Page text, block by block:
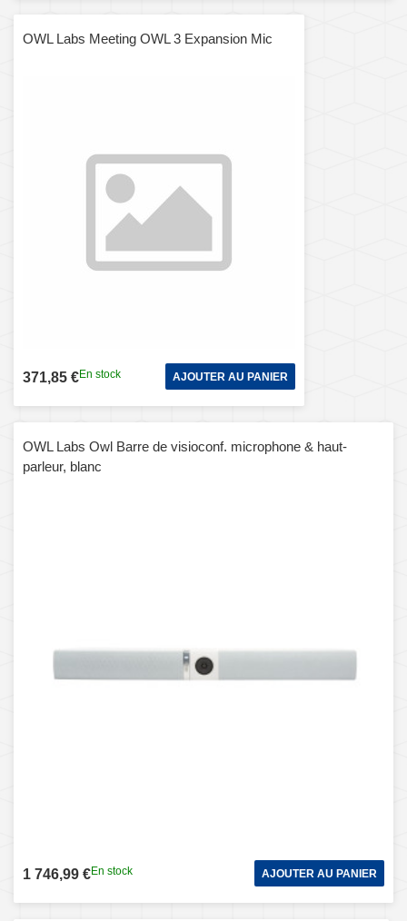
OWL Labs Meeting OWL 3 Expansion Mic
371,85 €En stock AJOUTER AU PANIER
OWL Labs Owl Barre de visioconf. microphone & haut-
parleur, blanc
1 746,99 €En stock AJOUTER AU PANIER